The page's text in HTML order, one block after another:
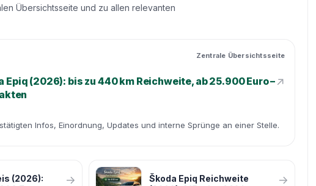
Übersichtsseite und zu allen relevanten
Zentrale Übersichtsseite
Epiq (2026): bis zu 440 km Reichweite, ab 25.900 Euro – ↗
Infos, Einordnung, Updates und interne Sprünge an einer Stelle.
(2026):
→
Škoda Epiq Reichweite
→